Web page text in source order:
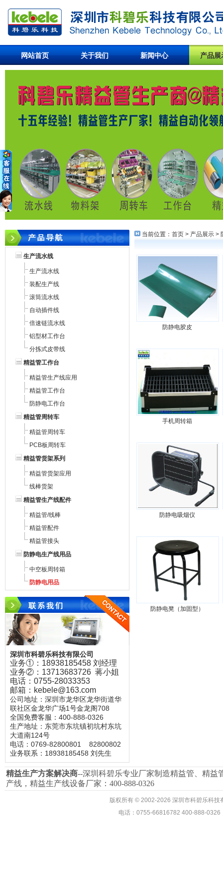
网站首页 关于我们 新闻中心 产品展
生产流水线
生产流水线
装配生产线
滚筒流水线
自动插件线
倍速链流水线
铝型材工作台
分拣式皮带线
精益管工作台
精益管生产线应用
精益管工作台
防静电工作台
精益管周转车
精益管周转车
PCB板周转车
精益管货架系列
精益管货架应用
线棒货架
精益管生产线配件
精益管/线棒
精益管配件
精益管接头
防静电生产线用品
中空板周转箱
防静电用品
深圳市科碧乐科技有限公司
业务①：18938185458 刘经理
业务②：13713683726 蒋小姐
电话：0755-28033353
邮箱：kebele@163.com
公司地址：深圳市龙华区龙华街道华
联社区金龙华广场1号金龙阁708
全国免费客服：400-888-0326
生产地址：东莞市东坑镇初坑村东坑
大道南124号
电话：0769-82800801 82800802
业务联系：18938185458 刘先生
当前位置： 首页 > 产品展示 >
防静电胶皮
手机周转箱
防静电吸烟仪
防静电凳（加固型）
精益生产方案解决商--深圳科碧乐专业厂家制造精益管、 精益
产线，精益生产线设备厂家：400-888-0326
版权所有 © 2002-2026 深圳市科碧乐科
电话：0755-66816782 400-888-